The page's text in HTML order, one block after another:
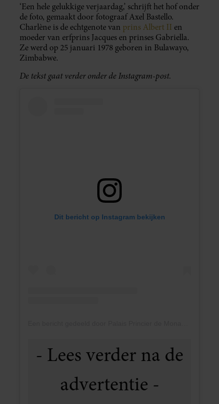
‘Een hele gelukkige verjaardag,’ schrijft het hof onder
de foto, gemaakt door fotograaf Axel Bastello.
Charlène is de echtgenote van prins Albert II en
moeder van erfprins Jacques en prinses Gabriella.
Ze werd op 25 januari 1978 geboren in Bulawayo,
Zimbabwe.
De tekst gaat verder onder de Instagram-post.
Dit bericht op Instagram bekijken